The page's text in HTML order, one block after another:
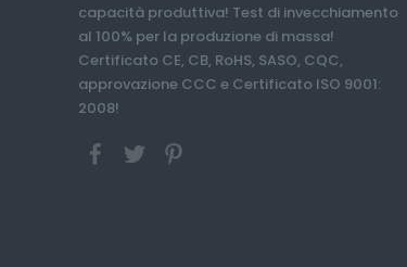
capacità produttiva! Test di invecchiamento
al 100% per la produzione di massa!
Certificato CE, CB, RoHS, SASO, CQC,
approvazione CCC e Certificato ISO 9001:
2008!